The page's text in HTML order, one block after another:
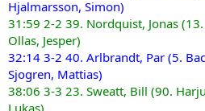
Hjalmarsson, Simon)
31:59 2-2 39. Nordquist, Jonas
Ollas, Jesper)
32:14 3-2 40. Arlbrandt, Par (5.
Sjogren, Mattias)
38:06 3-3 23. Sweatt, Bill (90.
Lukas)